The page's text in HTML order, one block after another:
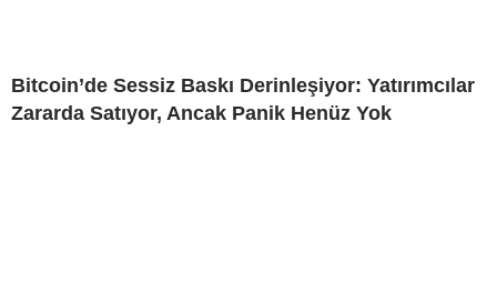
Bitcoin’de Sessiz Baskı Derinleşiyor: Yatırımcılar
Zararda Satıyor, Ancak Panik Henüz Yok